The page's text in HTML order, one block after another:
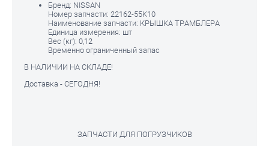
Бренд: NISSAN
Номер запчасти: 22162-55K10
Наименование запчасти: КРЫШКА ТРАМБЛЕРА
Единица измерения: шт
Вес (кг): 0,12
Временно ограниченный запас
В НАЛИЧИИ НА СКЛАДЕ!
Доставка - СЕГОДНЯ!
ЗАПЧАСТИ ДЛЯ ПОГРУЗЧИКОВ